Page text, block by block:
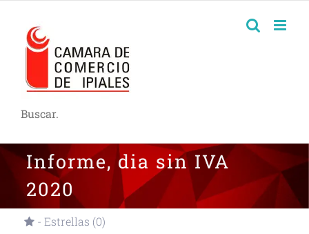
Buscar.
Informe, dia sin IVA
2020
- Estrellas (0)